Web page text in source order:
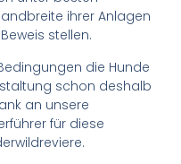
ihrer Anlagen
stellen.
die Hunde
schon deshalb
an unsere
für diese